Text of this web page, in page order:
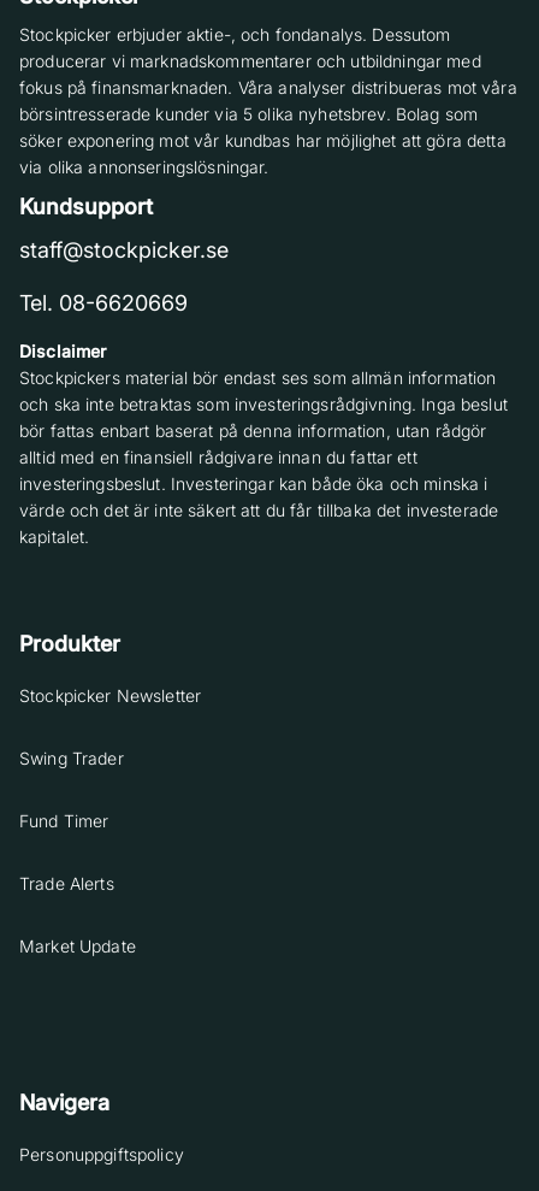
Stockpicker erbjuder aktie-, och fondanalys. Dessutom
producerar vi marknadskommentarer och utbildningar med
fokus på finansmarknaden. Våra analyser distribueras mot våra
börsintresserade kunder via 5 olika nyhetsbrev. Bolag som
söker exponering mot vår kundbas har möjlighet att göra detta
via olika annonseringslösningar.
Kundsupport
staff@stockpicker.se
Tel. 08-6620669
Disclaimer
Stockpickers material bör endast ses som allmän information
och ska inte betraktas som investeringsrådgivning. Inga beslut
bör fattas enbart baserat på denna information, utan rådgör
alltid med en finansiell rådgivare innan du fattar ett
investeringsbeslut. Investeringar kan både öka och minska i
värde och det är inte säkert att du får tillbaka det investerade
kapitalet.
Produkter
Stockpicker Newsletter
Swing Trader
Fund Timer
Trade Alerts
Market Update
Navigera
Personuppgiftspolicy